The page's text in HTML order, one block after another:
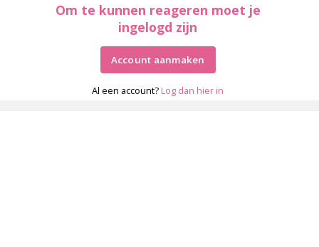
Om te kunnen reageren moet je
ingelogd zijn
Account aanmaken
Al een account? Log dan hier in